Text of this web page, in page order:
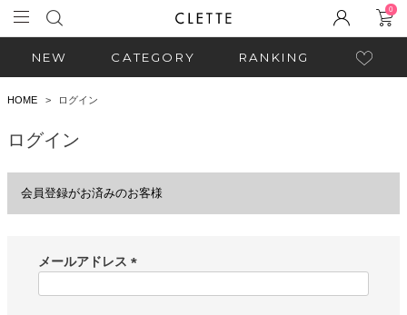
0
NEW CATEGORY RANKING
HOME ログイン
ログイン
会員登録がお済みのお客様
メールアドレス